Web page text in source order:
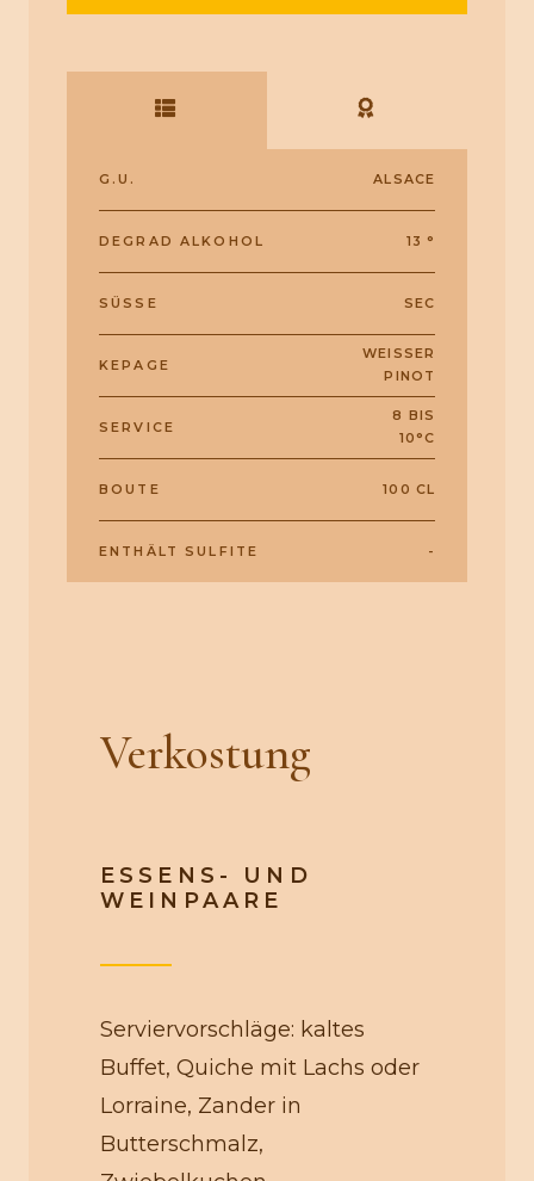
G.U. ALSACE
DEGRAD ALKOHOL 13 °
SÜSSE SEC
KEPAGE
WEISSER P
INOT
SERVICE
8 BIS
10°C
BOUTE 100 CL
ENTHÄLT SULFITE -
Verkostung
ESSENS- UND
WEINPAARE
Serviervorschläge: kaltes
Buffet, Quiche mit Lachs oder
Lorraine, Zander in
Butterschmalz,